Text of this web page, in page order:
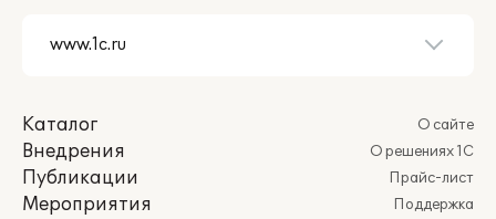
Каталог
Внедрения
Публикации
Мероприятия
О сайте
О решениях 1С
Прайс-лист
Поддержка